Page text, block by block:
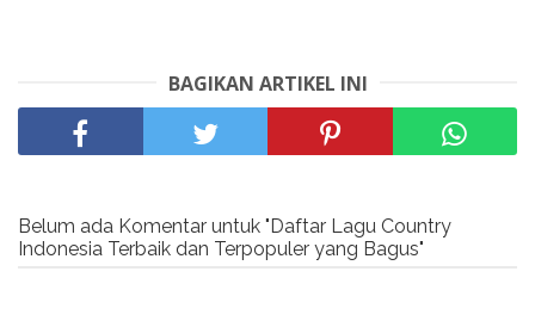
BAGIKAN ARTIKEL INI
Belum ada Komentar untuk "Daftar Lagu Country
Indonesia Terbaik dan Terpopuler yang Bagus"